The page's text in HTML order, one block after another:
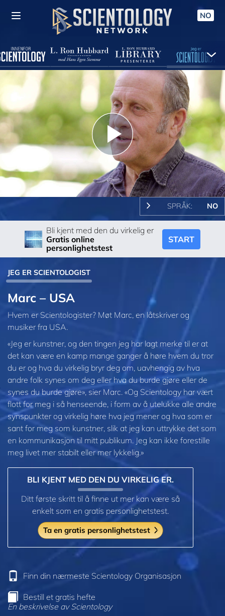
NO
Play
Video
SPRÅK: NO
Bli kjent med den du virkelig er
Gratis online
personlighetstest
START
JEG ER SCIENTOLOGIST
Marc – USA
Hvem er Scientologister? Møt Marc, en låtskriver og
musiker fra USA.
«Jeg er kunstner, og den tingen jeg har lagt merke til er at
det kan være en kamp mange ganger å høre hvem du tror
du er og hva du virkelig bryr deg om, uavhengig av hva
andre folk synes om deg eller hva du burde gjøre eller de
synes du burde gjøre», sier Marc. «Og Scientology har vært
flott for meg i så henseende, i form av å utelukke alle andre
synspunkter og virkelig høre hva jeg mener og hva som er
sant for meg som kunstner, slik at jeg kan uttrykke det som
en kommunikasjon til mitt publikum. Jeg kan ikke forestille
meg livet mer stabilt eller mer lykkelig.»
BLI KJENT MED DEN DU VIRKELIG ER.
Ditt første skritt til å finne ut mer kan være så
enkelt som en gratis personlighetstest.
Ta en gratis personlighetstest
Finn din nærmeste Scientology Organisasjon
Bestill et gratis hefte
En beskrivelse av Scientology